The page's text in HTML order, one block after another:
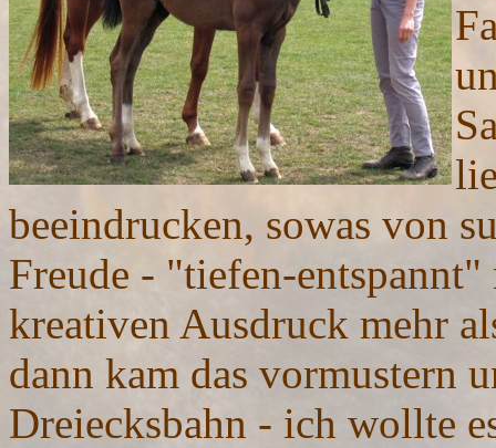
beeindrucken, sowas von
Freude - "tiefen-
kreativen Ausdruck mehr
dann kam das vormustern
Dreiecksbahn - ich wollte